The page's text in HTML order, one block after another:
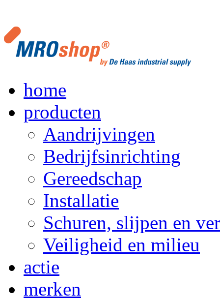
home
producten
Aandrijvingen
Bedrijfsinrichting
Gereedschap
Installatie
Schuren, slijpen en
Veiligheid en milieu
actie
merken